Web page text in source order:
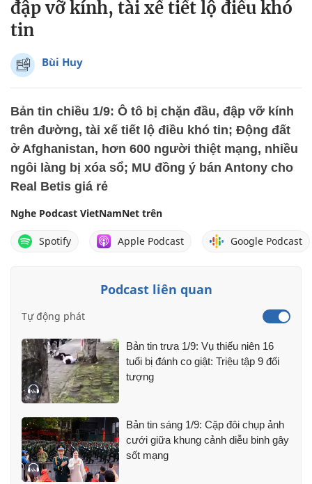
đập vỡ kính, tài xế tiết lộ điều khó
tin
Bùi Huy
Bản tin chiều 1/9: Ô tô bị chặn đầu, đập vỡ kính
trên đường, tài xế tiết lộ điều khó tin; Động đất
ở Afghanistan, hơn 600 người thiệt mạng, nhiều
ngôi làng bị xóa sổ; MU đồng ý bán Antony cho
Real Betis giá rẻ
Podcast liên quan
Tự động phát
Bản tin trưa 1/9: Vụ thiếu niên 16
tuổi bị đánh co giật: Triệu tập 9 đối
tượng
Bản tin sáng 1/9: Cặp đôi chụp ảnh
cưới giữa khung cảnh diễu binh gây
sốt mạng
Nghe Podcast VietNamNet trên
Spotify Apple Podcast Google Podcast